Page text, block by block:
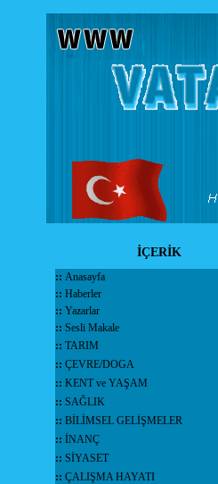
İÇERİK
:: Anasayfa
:: Haberler
:: Yazarlar
:: Sesli Makale
:: TARIM
:: ÇEVRE/DOGA
:: KENT ve YAŞAM
:: SAĞLIK
:: BİLİMSEL GELİŞMELER
:: İNANÇ
:: SİYASET
:: ÇALIŞMA HAYATI